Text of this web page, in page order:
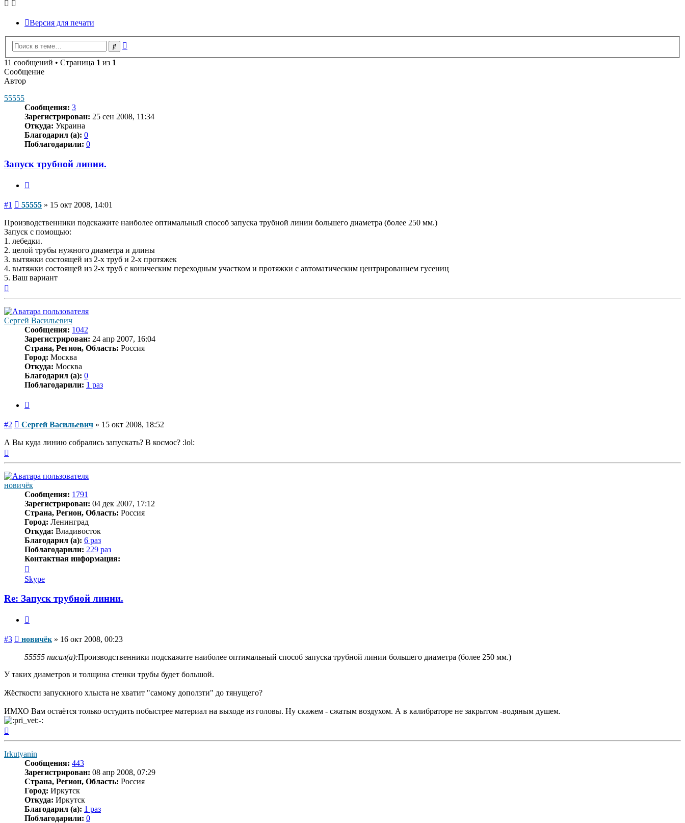
Версия для печати
Поиск
11 сообщений • Страница 1 из 1
Сообщение
Автор
55555
Сообщения: 3
Зарегистрирован: 25 сен 2008, 11:34
Откуда: Украина
Благодарил (а): 0
Поблагодарили: 0
Запуск трубной линии.
#1 Сообщение
55555 » 15 окт 2008, 14:01
Производственники подскажите наиболее оптимальный способ запуска трубной линии большего диаметра (более 250 мм.)
Запуск с помощью:
1. лебедки.
2. целой трубы нужного диаметра и длины
3. вытяжки состоящей из 2-х труб и 2-х протяжек
4. вытяжки состоящей из 2-х труб с коническим переходным участком и протяжки с автоматическим центрированием гусениц
5. Ваш вариант
Сергей Васильевич
Сообщения: 1042
Зарегистрирован: 24 апр 2007, 16:04
Страна, Регион, Область: Россия
Город: Москва
Откуда: Москва
Благодарил (а): 0
Поблагодарили: 1 раз
#2 Сообщение
Сергей Васильевич » 15 окт 2008, 18:52
А Вы куда линию собрались запускать? В космос? :lol:
новичёк
Сообщения: 1791
Зарегистрирован: 04 дек 2007, 17:12
Страна, Регион, Область: Россия
Город: Ленинград
Откуда: Владивосток
Благодарил (а): 6 раз
Поблагодарили: 229 раз
Контактная информация:
информация
пользователя
Skype
Re: Запуск трубной линии.
#3 Сообщение
новичёк » 16 окт 2008, 00:23
55555 писал(а):Производственники подскажите наиболее оптимальный способ запуска трубной линии большего диаметра (более 250 мм.)
У таких диаметров и толщина стенки трубы будет большой.
Жёсткости запускного хлыста не хватит "самому доползти" до тянущего?
ИМХО Вам остаётся только остудить побыстрее материал на выходе из головы. Ну скажем - сжатым воздухом. А в калибраторе не закрытом -водяным душем.
Irkutyanin
Сообщения: 443
Зарегистрирован: 08 апр 2008, 07:29
Страна, Регион, Область: Россия
Город: Иркутск
Откуда: Иркутск
Благодарил (а): 1 раз
Поблагодарили: 0